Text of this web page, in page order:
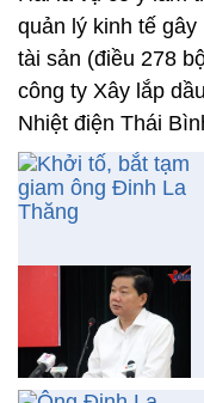
quản lý kinh tế
tài sản (điều 278
công ty Xây lắp
Nhiệt điện Thái